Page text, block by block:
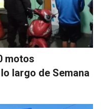
motos
largo de Semana